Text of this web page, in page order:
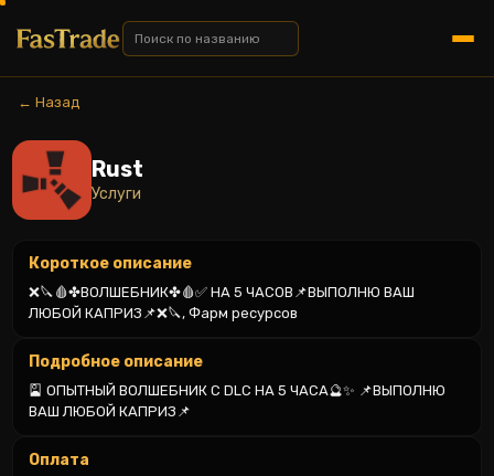
← Назад
Rust
Услуги
Короткое описание
❌🔪🩸✤ВОЛШЕБНИК✤🩸✅ НА 5 ЧАСОВ📌ВЫПОЛНЮ ВАШ
ЛЮБОЙ КАПРИЗ📌❌🔪, Фарм ресурсов
Подробное описание
🎴 ОПЫТНЫЙ ВОЛШЕБНИК С DLC НА 5 ЧАСА🔮✨ 📌ВЫПОЛНЮ
ВАШ ЛЮБОЙ КАПРИЗ📌
Оплата